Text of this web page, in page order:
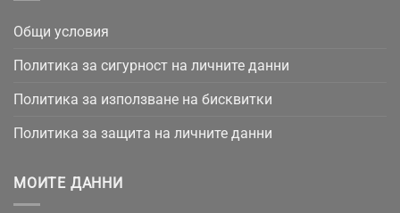
Общи условия
Политика за сигурност на личните данни
Политика за използване на бисквитки
Политика за защита на личните данни
МОИТЕ ДАННИ